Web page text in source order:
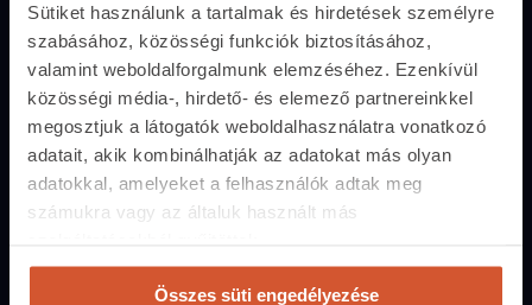
Sütiket használunk a tartalmak és hirdetések személyre
szabásához, közösségi funkciók biztosításához,
valamint weboldalforgalmunk elemzéséhez. Ezenkívül
közösségi média-, hirdető- és elemező partnereinkkel
megosztjuk a látogatók weboldalhasználatra vonatkozó
adatait, akik kombinálhatják az adatokat más olyan
adatokkal, amelyeket a felhasználók adtak meg
számukra vagy az általuk használt más
Összes süti engedélyezése
Ingatlanoskereső
Lakáshitel-kalkulátor
Energiatanúsítvány
Közvetítőknek
Belépés közvetítőknek
Fizetési lehetőségek